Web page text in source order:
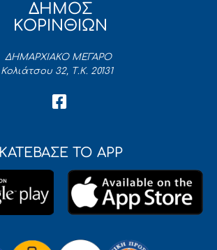
ΔΗΜΟΣ
ΚΟΡΙΝΘΙΩΝ
ΔΗΜΑΡΧΙΑΚΟ ΜΕΓΑΡΟ
Κολιάτσου 32, Τ.Κ. 20131
ΚΑΤΕΒΑΣΕ ΤΟ APP